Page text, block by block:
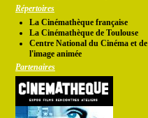
Répertoires
La Cinémathèque française
La Cinémathèque de Toulouse
Centre National du Cinéma et de
l'image animée
Partenaires